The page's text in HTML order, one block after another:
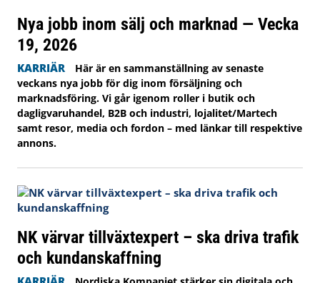
Nya jobb inom sälj och marknad — Vecka
19, 2026
KARRIÄR
Här är en sammanställning av senaste
veckans nya jobb för dig inom försäljning och
marknadsföring. Vi går igenom roller i butik och
dagligvaruhandel, B2B och industri, lojalitet/Martech
samt resor, media och fordon – med länkar till respektive
annons.
NK värvar tillväxtexpert – ska driva trafik
och kundanskaffning